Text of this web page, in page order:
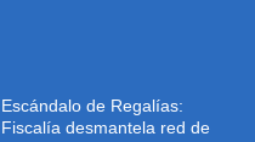
Escándalo de Regalías:
Fiscalía desmantela red de